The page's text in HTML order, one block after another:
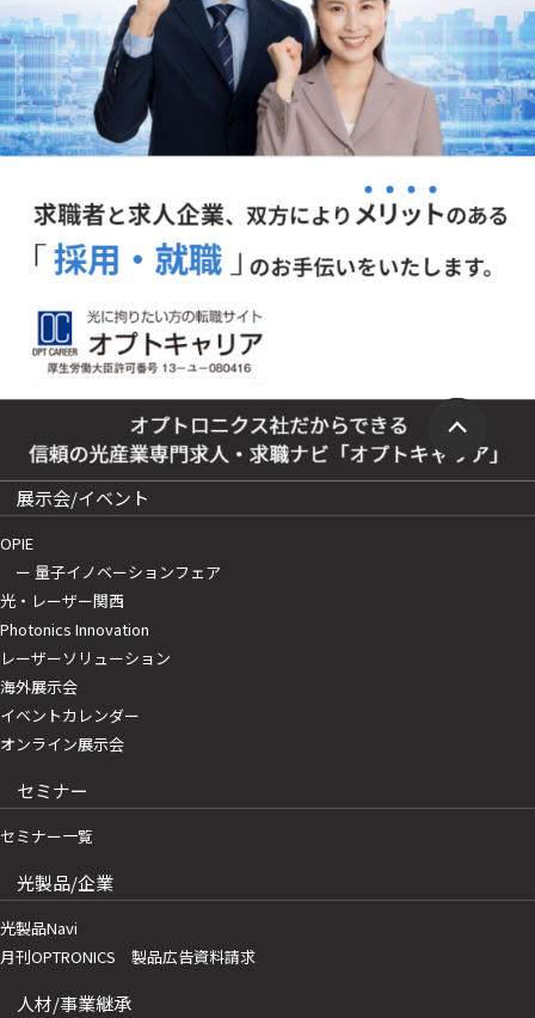
展示会/イベント
OPIE
ー 量子イノベーションフェア
光・レーザー関西
Photonics Innovation
レーザーソリューション
海外展示会
イベントカレンダー
オンライン展示会
セミナー
セミナー一覧
光製品/企業
光製品Navi
月刊OPTRONICS 製品広告資料請求
人材/事業継承